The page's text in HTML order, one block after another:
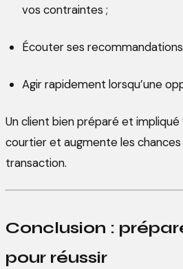
vos contraintes ;
Écouter ses
Agir rapidement lorsqu’une
Un client bien préparé et
courtier et augmente les
transaction.
Conclusion :
pour réussir